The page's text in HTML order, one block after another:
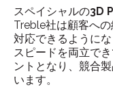
スペイシャルの3D
Treble社は顧客へ
対応できるように
スピードを両立で
ントとなり、競合
います。